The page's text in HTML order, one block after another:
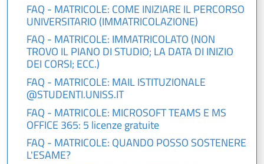
FAQ - MATRICOLE: COME INIZIARE IL PERCORSO
UNIVERSITARIO (IMMATRICOLAZIONE)
FAQ - MATRICOLE: IMMATRICOLATO (NON
TROVO IL PIANO DI STUDIO; LA DATA DI INIZIO
DEI CORSI; ECC.)
FAQ - MATRICOLE: MAIL ISTITUZIONALE
@STUDENTI.UNISS.IT
FAQ - MATRICOLE: MICROSOFT TEAMS E MS
OFFICE 365: 5 licenze gratuite
FAQ - MATRICOLE: QUANDO POSSO SOSTENERE
L'ESAME?